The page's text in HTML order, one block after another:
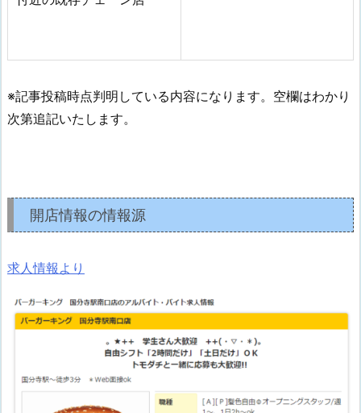
※記事投稿時点判明している内容になります。空欄はわかり
次第追記いたします。
開店情報の情報源
求人情報より